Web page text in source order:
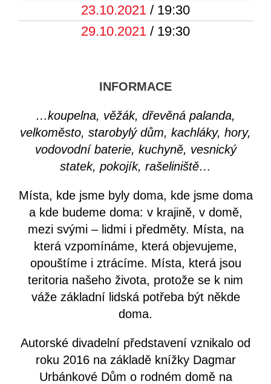
23.10.2021 / 19:30
29.10.2021 / 19:30
INFORMACE
…koupelna, věžák, dřevěná palanda,
velkoměsto, starobylý dům, kachláky, hory,
vodovodní baterie, kuchyně, vesnický
statek, pokojík, rašeliniště…
Místa, kde jsme byly doma, kde jsme doma
a kde budeme doma: v krajině, v domě,
mezi svými – lidmi i předměty. Místa, na
která vzpomínáme, která objevujeme,
opouštíme i ztrácíme. Místa, která jsou
teritoria našeho života, protože se k nim
váže základní lidská potřeba být někde
doma.
Autorské divadelní představení vznikalo od
roku 2016 na základě knížky Dagmar
Urbánkové Dům o rodném domě na